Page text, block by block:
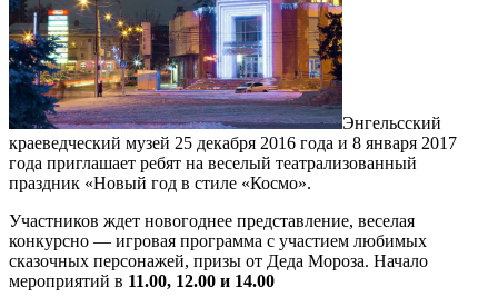
Энгельсский
краеведческий музей 25 декабря 2016 года и 8 января 2017
года приглашает ребят на веселый театрализованный
праздник «Новый год в стиле «Космо».
Участников ждет новогоднее представление, веселая
конкурсно — игровая программа с участием любимых
сказочных персонажей, призы от Деда Мороза. Начало
мероприятий в 11.00, 12.00 и 14.00